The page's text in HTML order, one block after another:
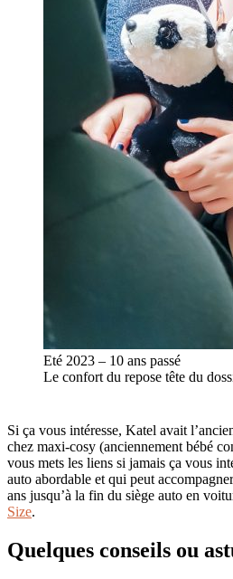
Eté 2023 – 10 ans passé
Le confort du repose tête du
Si ça vous intéresse, Katel avait
chez maxi-cosy (anciennement bébé
vous mets les liens si jamais ça vous
auto abordable et qui peut
ans jusqu’à la fin du siège auto en
Size.
Quelques conseils ou